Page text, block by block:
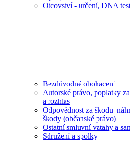
Otcovství - určení, DNA
Bezdůvodné obohacení
Autorské právo, poplatky
a rozhlas
Odpovědnost za škodu,
škody (občanské právo)
Ostatní smluvní vztahy a
Sdružení a spolky